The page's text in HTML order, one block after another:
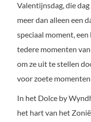
Valentijnsdag, die
meer dan alleen een
speciaal moment,
tedere momenten
om ze uit te stellen
voor zoete momenten
In het Dolce by
het hart van het